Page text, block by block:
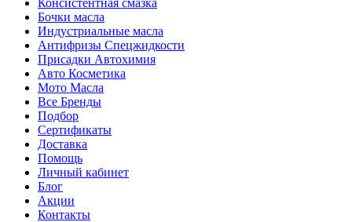
Консистентная смазка
Бочки масла
Индустриальные масла
Антифризы Спецжидкости
Присадки Автохимия
Авто Косметика
Мото Масла
Все Бренды
Подбор
Сертификаты
Доставка
Помощь
Личный кабинет
Блог
Акции
Контакты